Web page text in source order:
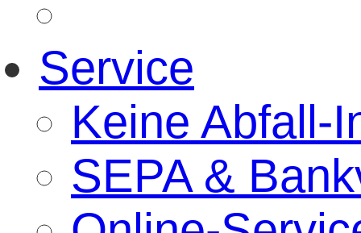
Service
Keine Abfall-
SEPA &